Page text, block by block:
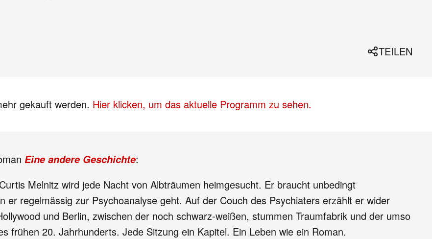
TEILEN
gekauft werden. Hier klicken, um das aktuelle Programm zu sehen.
Eine andere Geschichte:
Melnitz wird jede Nacht von Albträumen heimgesucht. Er braucht unbedingt
er regelmässig zur Psychoanalyse geht. Auf der Couch des Psychiaters erzählt er wider
und Berlin, zwischen der noch schwarz-weißen, stummen Traumfabrik und der umso
frühen 20. Jahrhunderts. Jede Sitzung ein Kapitel. Ein Leben wie ein Roman.